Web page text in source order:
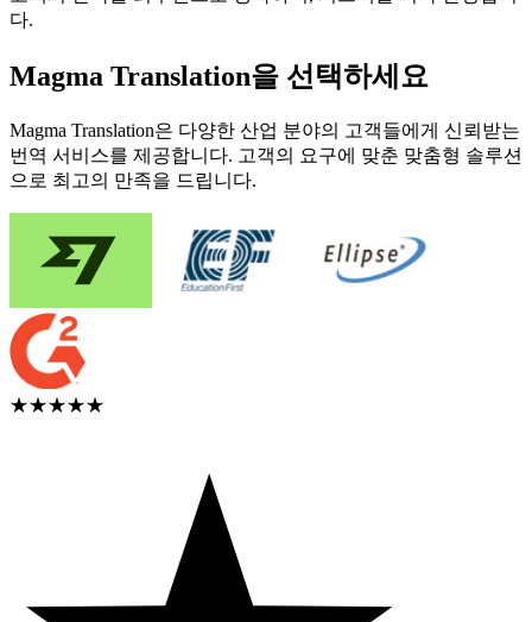
다.
Magma Translation을 선택하세요
Magma Translation은 다양한 산업 분야의 고객들에게 신뢰받는
번역 서비스를 제공합니다. 고객의 요구에 맞춘 맞춤형 솔루션
으로 최고의 만족을 드립니다.
★★★★★